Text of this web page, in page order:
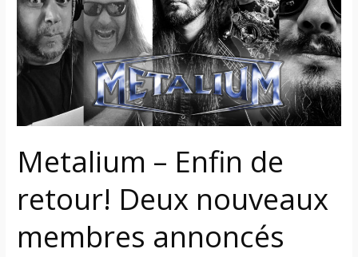
Metalium – Enfin de
retour! Deux nouveaux
membres annoncés
de
retour!
Deux
nouveaux